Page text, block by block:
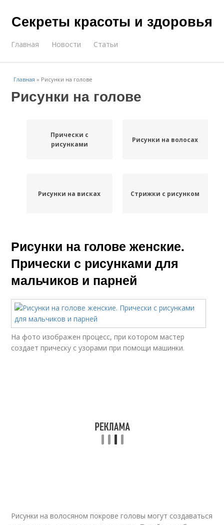
Секреты красоты и здоровья
Главная Новости Статьи
Главная » Рисунки на голове
Рисунки на голове
Прически с
рисунками
Рисунки на волосах
Рисунки на висках Стрижки с рисунком
Рисунки на голове женские.
Прически с рисунками для
мальчиков и парней
На фото изображен процесс, при котором мастер
создает прическу с узорами при помощи машинки.
Рисунки на волосяном покрове головы могут создаваться